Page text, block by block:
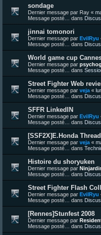
sondage
Dernier message par Ray «
Message posté… dans
jinnai tomonori
Dernier message par EvilRyu
Message posté… dans
World game cup
Dernier message par
Message posté… dans
Street Fighter Web
Dernier message par veja «
Message posté… dans
SFFR LinkedIN
Dernier message par EvilRyu
Message posté… dans
[SSF2X]E.Honda Thread
Dernier message par veja «
Message posté… dans
Histoire du shoryuken
Dernier message par
Message posté… dans
Street Fighter Flash
Dernier message par EvilRyu
Message posté… dans
[Rennes]Stunfest 2008
Dernier message par
Message posté… dans